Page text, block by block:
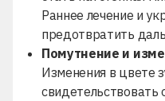
Раннее лечение и
предотвратить
Помутнение и
Изменения в цвете
свидетельствовать